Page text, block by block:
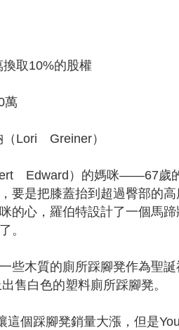
取10%的股權
萬
Lori Greiner）
Edward）的媽咪——67歲的
要是把膝蓋抬到超過臀部的
的心，羅伯特設計了一個馬
。
木質的廁所踩腳凳作為聖誕
售白色的塑料廁所踩腳凳。
個踩腳凳銷量大漲，但是